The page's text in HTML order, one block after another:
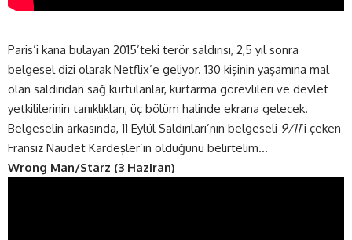
Paris’i kana bulayan 2015’teki terör saldırısı, 2,5 yıl sonra
belgesel dizi olarak Netflix’e geliyor. 130 kişinin yaşamına mal
olan saldırıdan sağ kurtulanlar, kurtarma görevlileri ve devlet
yetkililerinin tanıklıkları, üç bölüm halinde ekrana gelecek.
Belgeselin arkasında, 11 Eylül Saldırıları’nın belgeseli 9/11‘i çeken
Fransız Naudet Kardeşler’in olduğunu belirtelim…
Wrong Man/Starz (3 Haziran)